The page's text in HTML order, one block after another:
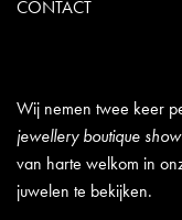
CONTACT
Wij nemen twee keer
jewellery boutique show
van harte welkom in
juwelen te bekijken.